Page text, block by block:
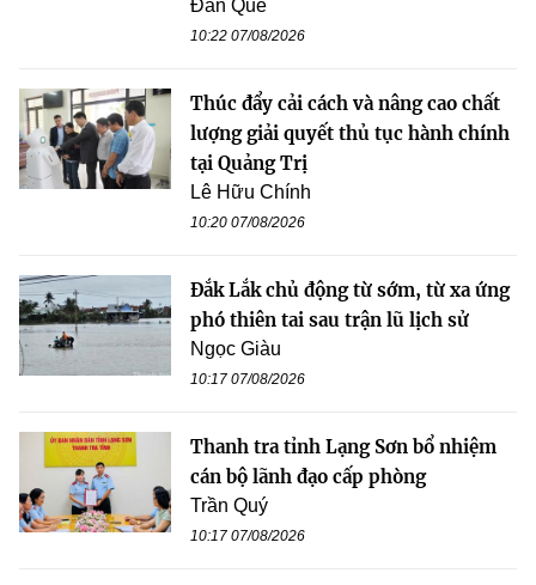
Đan Quế
10:22 07/08/2026
Thúc đẩy cải cách và nâng cao chất
lượng giải quyết thủ tục hành chính
tại Quảng Trị
Lê Hữu Chính
10:20 07/08/2026
Đắk Lắk chủ động từ sớm, từ xa ứng
phó thiên tai sau trận lũ lịch sử
Ngọc Giàu
10:17 07/08/2026
Thanh tra tỉnh Lạng Sơn bổ nhiệm
cán bộ lãnh đạo cấp phòng
Trần Quý
10:17 07/08/2026